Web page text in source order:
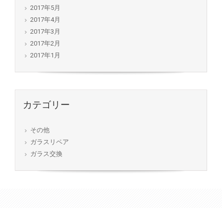
2017年5月
2017年4月
2017年3月
2017年2月
2017年1月
カテゴリー
その他
ガラスリペア
ガラス交換